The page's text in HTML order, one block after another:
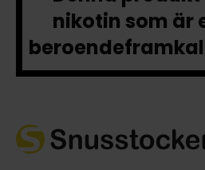
nikotin som är